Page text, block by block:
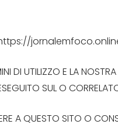
UTILIZZO E LA
SUL O
A QUESTO SITO O